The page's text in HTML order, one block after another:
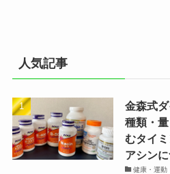
人気記事
金森式ダ
種類・
むタイ
アシン
健康・運動